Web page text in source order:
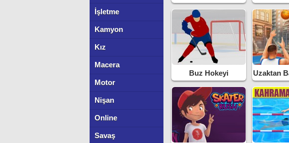
İşletme
Kamyon
Kız
Macera
Motor
Nişan
Online
Savaş
Buz Hokeyi Uzaktan